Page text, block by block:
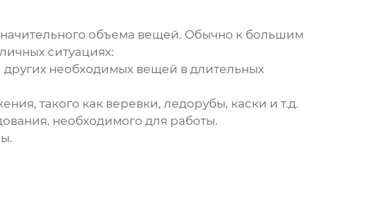
объема вещей. Обычно к большим
ситуациях:
необходимых вещей в длительных
такого как веревки, ледорубы, каски и т.д.
необходимого для работы.